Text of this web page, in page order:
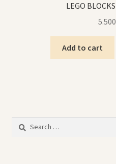
5.500
Add to cart
Search